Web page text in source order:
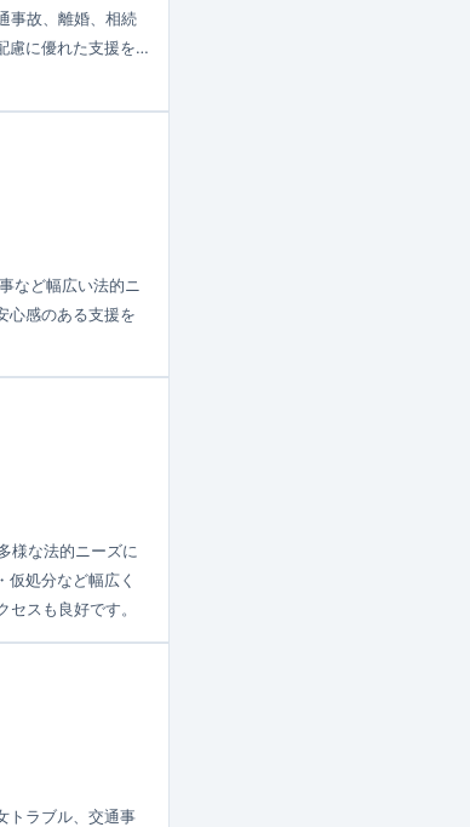
事故、離婚、相続
慮に優れた支援を
など幅広い法的ニ
心感のある支援を
様な法的ニーズに
処分など幅広く
スも良好です。
トラブル、交通事